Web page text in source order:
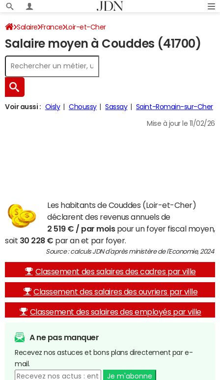
Salaire France Loir-et-Cher
Salaire moyen à Couddes (41700)
Voir aussi : Oisly Choussy Sassay Saint-Romain-sur-Cher
Mise à jour le 11/02/26
Les habitants de Couddes (Loir-et-Cher)
déclarent des revenus annuels de
2 519 € / par moispour un foyer fiscal moyen,
soit 30 228 € par an et par foyer.
Source : calculs JDN d'après ministère de l'Economie, 2024
Classement des salaires des cadres par ville
Classement des salaires des ouvriers par ville
Classement des salaires des employés par ville
A ne pas manquer
Recevez nos astuces et bons plans directement par e-
mail.
Je m'abonne